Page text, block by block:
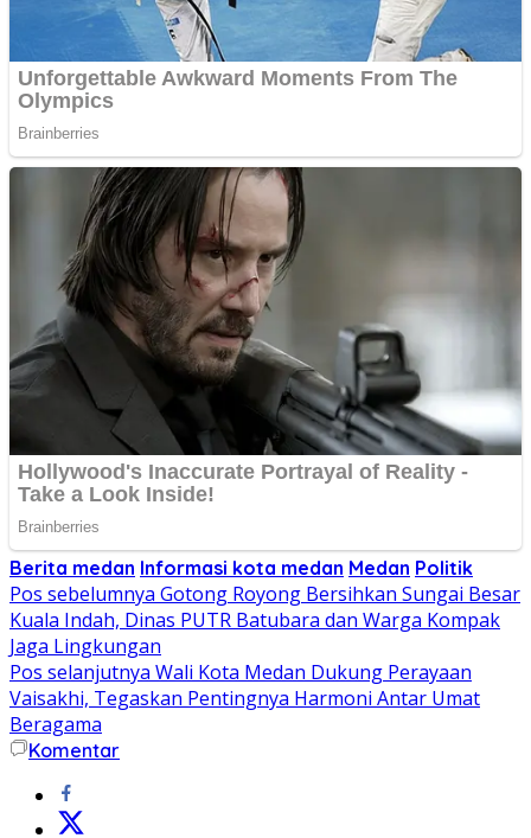
Berita medan Informasi kota medan Medan Politik
Navigasi
pos
Pos sebelumnya Gotong Royong Bersihkan Sungai Besar
Kuala Indah, Dinas PUTR Batubara dan Warga Kompak
Jaga Lingkungan
Pos selanjutnya Wali Kota Medan Dukung Perayaan
Vaisakhi, Tegaskan Pentingnya Harmoni Antar Umat
Beragama
Komentar